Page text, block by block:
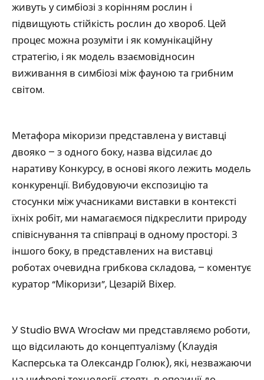
живуть у симбіозі з корінням рослин і
підвищують стійкість рослин до хвороб. Цей
процес можна розуміти і як комунікаційну
стратегію, і як модель взаємовідносин
виживання в симбіозі між фауною та грибним
світом.
Метафора мікоризи представлена у виставці
двояко – з одного боку, назва відсилає до
наративу Конкурсу, в основі якого лежить модель
конкуренції. Вибудовуючи експозицію та
стосунки між учасниками виставки в контексті
їхніх робіт, ми намагаємося підкреслити природу
співіснування та співпраці в одному просторі. З
іншого боку, в представлених на виставці
роботах очевидна грибкова складова, – коментує
куратор “Мікоризи”, Цезарій Віхер.
У Studio BWA Wrocław ми представляємо роботи,
що відсилають до концептуалізму (Клаудія
Касперська та Олександр Голюк), які, незважаючи